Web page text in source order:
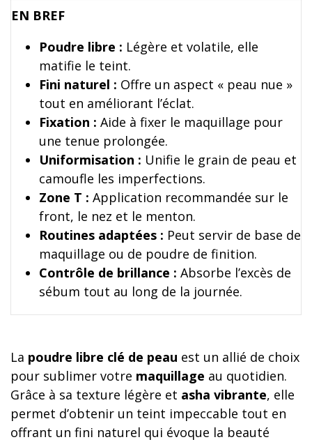
EN BREF
Poudre libre : Légère et volatile, elle
matifie le teint.
Fini naturel : Offre un aspect « peau nue »
tout en améliorant l’éclat.
Fixation : Aide à fixer le maquillage pour
une tenue prolongée.
Uniformisation : Unifie le grain de peau et
camoufle les imperfections.
Zone T : Application recommandée sur le
front, le nez et le menton.
Routines adaptées : Peut servir de base de
maquillage ou de poudre de finition.
Contrôle de brillance : Absorbe l’excès de
sébum tout au long de la journée.
La poudre libre clé de peau est un allié de choix
pour sublimer votre maquillage au quotidien.
Grâce à sa texture légère et asha vibrante, elle
permet d’obtenir un teint impeccable tout en
offrant un fini naturel qui évoque la beauté